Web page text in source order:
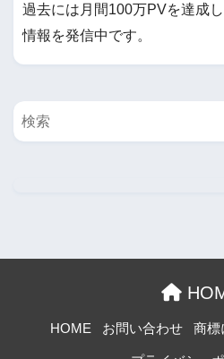
過去には月間100万PVを達成し
情報を発信中です。
HOME お問い合わせ 商標